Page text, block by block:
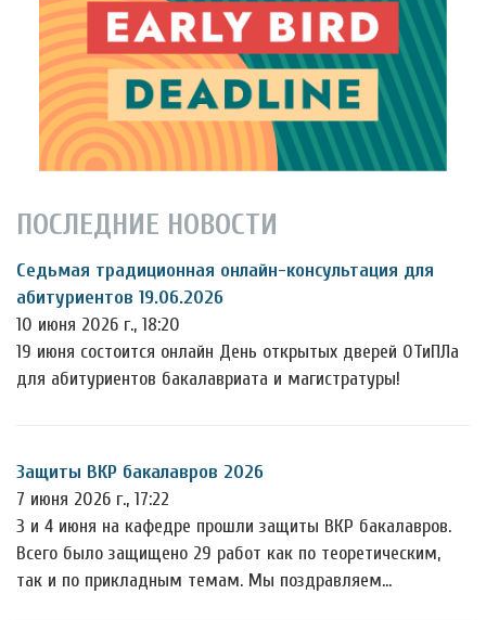
ПОСЛЕДНИЕ НОВОСТИ
Седьмая традиционная онлайн-консультация для
абитуриентов 19.06.2026
10 июня 2026 г., 18:20
19 июня состоится онлайн День открытых дверей ОТиПЛа
для абитуриентов бакалавриата и магистратуры!
Защиты ВКР бакалавров 2026
7 июня 2026 г., 17:22
3 и 4 июня на кафедре прошли защиты ВКР бакалавров.
Всего было защищено 29 работ как по теоретическим,
так и по прикладным темам. Мы поздравляем…